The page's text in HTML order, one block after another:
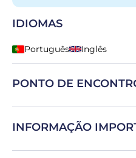
IDIOMAS
Português Inglês
PONTO DE
Passeio Marítimo de Algés,
INFORMAÇÃO